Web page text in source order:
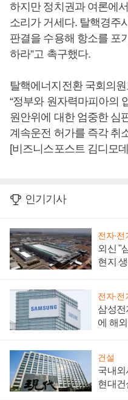
하지만 정치권과 여론에
소리가 거세다. 탈핵경주
판결을 수용해 항소를 포
하라”고 촉구했다.
탈핵에너지전환 국회의
“정부와 원자력마피아의
원안위에 대한 엄중한 심
계속운전 허가를 즉각 취
[비즈니스포스트 김디모
인기기사
전자·전
외신 "
현지
전자·전
삼성전
에 해
건설
국내외
현대건